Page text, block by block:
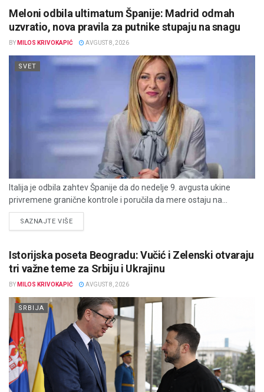
Meloni odbila ultimatum Španije: Madrid odmah
uzvratio, nova pravila za putnike stupaju na snagu
BY MILOS KRIVOKAPIĆ AVGUST 8, 2026
SVET
Italija je odbila zahtev Španije da do nedelje 9. avgusta ukine
privremene granične kontrole i poručila da mere ostaju na...
SAZNAJTE VIŠEDETAILS
Istorijska poseta Beogradu: Vučić i Zelenski otvaraju
tri važne teme za Srbiju i Ukrajinu
BY MILOS KRIVOKAPIĆ AVGUST 8, 2026
SRBIJA